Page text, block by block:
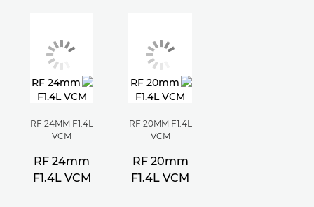
RF 20MM F1.4L
VCM
RF 20mm
F1.4L VCM
RF 24MM F1.4L
VCM
RF 24mm
F1.4L VCM